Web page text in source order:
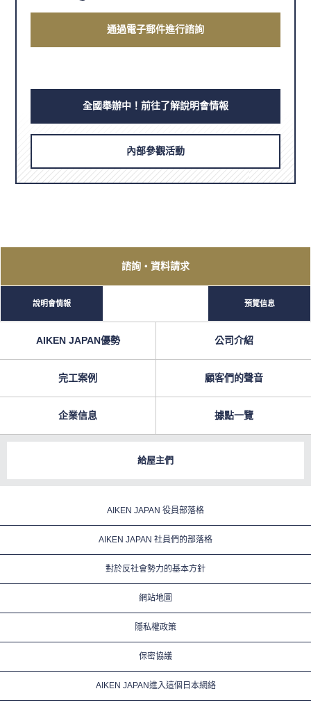
通過電子郵件進行諮詢
全國舉辦中！前往了解說明會情報
內部參觀活動
諮詢 ・資料請求
說明會情報 預覽信息
AIKEN JAPAN優勢 公司介紹
完工案例 顧客們的聲音
企業信息 據點一覽
給屋主們
AIKEN JAPAN 役員部落格
AIKEN JAPAN 社員們的部落格
對於反社會勢力的基本方針
網站地圖
隱私權政策
保密協議
AIKEN JAPAN進入這個日本網絡